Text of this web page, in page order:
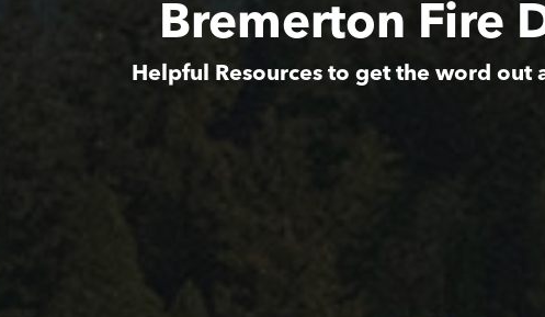
Bremerton Fire
Helpful Resources to get the word out